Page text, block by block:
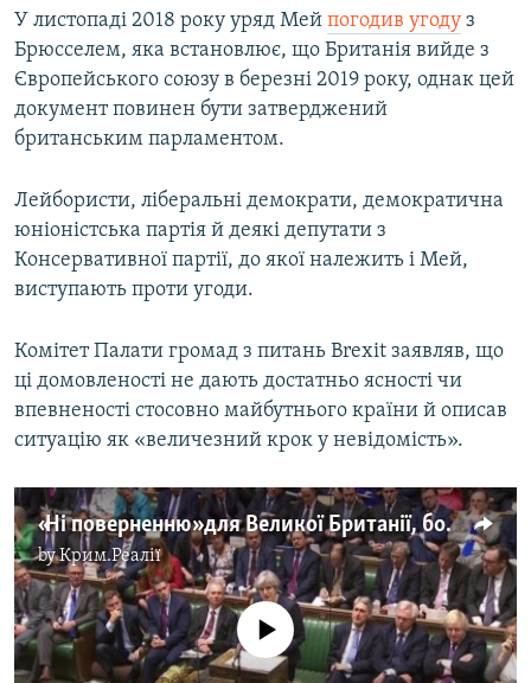
У листопаді 2018 року уряд Мей погодив угоду з
Брюсселем, яка встановлює, що Британія вийде з
Європейського союзу в березні 2019 року, однак цей
документ повинен бути затверджений
британським парламентом.
Лейбористи, ліберальні демократи, демократична
юніоністська партія й деякі депутати з
Консервативної партії, до якої належить і Мей,
виступають проти угоди.
Комітет Палати громад з питань Brexit заявляв, що
ці домовленості не дають достатньо ясності чи
впевненості стосовно майбутнього країни й описав
ситуацію як «величезний крок у невідомість».
«Ні поверненню» для Великої Британії, бо прем’єр Мей запускає «Брекзит» (відео)
byКрим.Реалії
No media source currently available